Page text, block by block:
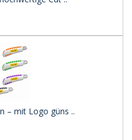
– mit Logo güns ..